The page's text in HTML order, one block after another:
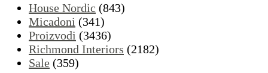
House Nordic (843)
Micadoni (341)
Proizvodi (3436)
Richmond Interiors (2182)
Sale (359)